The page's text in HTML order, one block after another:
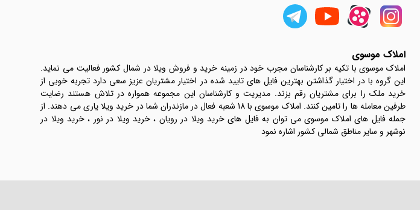
املاک موسوی
املاک موسوی با تکیه بر کارشناسان مجرب خود در زمینه خرید و فروش ویلا در شمال کشور فعالیت می نماید.
این گروه با در اختیار گذاشتن بهترین فایل های تایید شده در اختیار مشتریان عزیز سعی دارد تجربه خوبی از
خرید ملک را برای مشتریان رقم بزند. مدیریت و کارشناسان این مجموعه همواره در تلاش هستند رضایت
طرفین معامله ها را تامین کنند. املاک موسوی با 18 شعبه فعال در مازندران شما در خرید ویلا یاری می دهند. از
جمله فایل های املاک موسوی می توان به فایل های خرید ویلا در رویان ، خرید ویلا در نور ، خرید ویلا در
نوشهر و سایر مناطق شمالی کشور اشاره نمود